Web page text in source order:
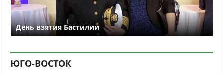
День взятия Бастилии
ЮГО-ВОСТОК